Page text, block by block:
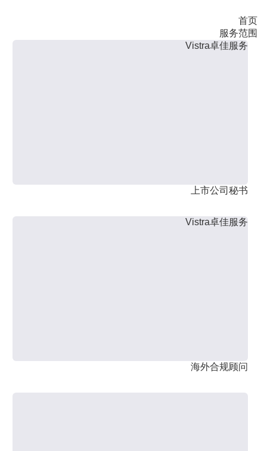
首页
服务范围
Vistra卓佳服务
上市公司秘书
Vistra卓佳服务
海外合规顾问